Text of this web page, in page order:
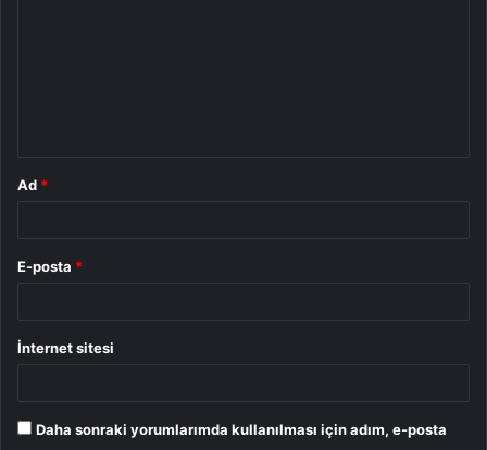
Ad *
E-posta *
İnternet sitesi
Daha sonraki yorumlarımda kullanılması için adım, e-posta